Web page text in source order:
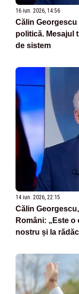
16 iun. 2026, 14:56
Călin
politică. Mesajul
de sistem
14 iun. 2026, 22:15
Călin
Români: „Este
nostru și la